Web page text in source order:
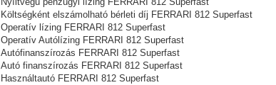
Költségként elszámolható bérleti díj FERRARI 812 Superfast
Operatív lízing FERRARI 812 Superfast
Operatív Autólízing FERRARI 812 Superfast
Autófinanszírozás FERRARI 812 Superfast
Autó finanszírozás FERRARI 812 Superfast
Használtautó FERRARI 812 Superfast